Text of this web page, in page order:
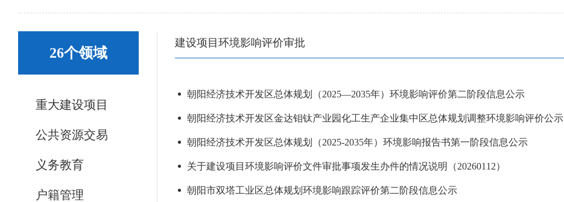
26个领域
重大建设项目
公共资源交易
义务教育
户籍管理
建设项目环境影响评价审批
朝阳经济技术开发区总体规划（2025—2035年）环境影响评价第二阶段信息公示
朝阳经济技术开发区金达钼钛产业园化工生产企业集中区总体规划调整环境影响评价公示
朝阳经济技术开发区总体规划（2025-2035年）环境影响报告书第一阶段信息公示
关于建设项目环境影响评价文件审批事项发生办件的情况说明（20260112）
朝阳市双塔工业区总体规划环境影响跟踪评价第二阶段信息公示